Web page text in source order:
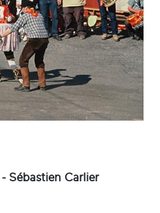
Sébastien Carlier